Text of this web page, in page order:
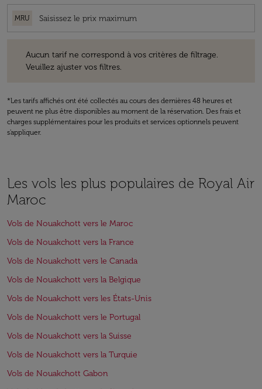
MRU
Aucun tarif ne correspond à vos critères de filtrage.
Veuillez ajuster vos filtres.
*Les tarifs affichés ont été collectés au cours des dernières 48 heures et
peuvent ne plus être disponibles au moment de la réservation. Des frais et
charges supplémentaires pour les produits et services optionnels peuvent
s'appliquer.
Les vols les plus populaires de Royal Air
Maroc
Vols de Nouakchott vers le Maroc
Vols de Nouakchott vers la France
Vols de Nouakchott vers le Canada
Vols de Nouakchott vers la Belgique
Vols de Nouakchott vers les États-Unis
Vols de Nouakchott vers le Portugal
Vols de Nouakchott vers la Suisse
Vols de Nouakchott vers la Turquie
Vols de Nouakchott Gabon